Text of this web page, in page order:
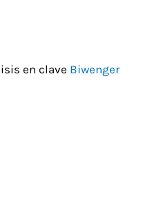
en clave Biwenger